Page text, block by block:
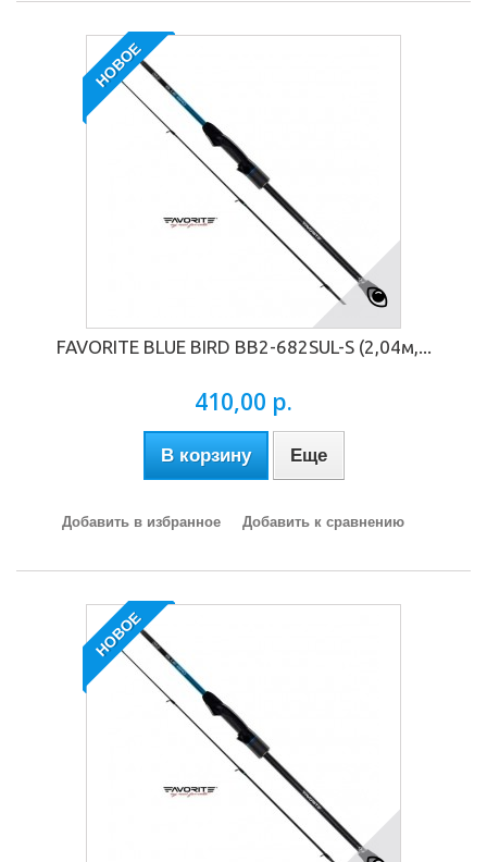
НОВОЕ
FAVORITE BLUE BIRD BB2-682SUL-S (2,04м,...
410,00 р.
В корзину Еще
Добавить в избранное Добавить к сравнению
НОВОЕ